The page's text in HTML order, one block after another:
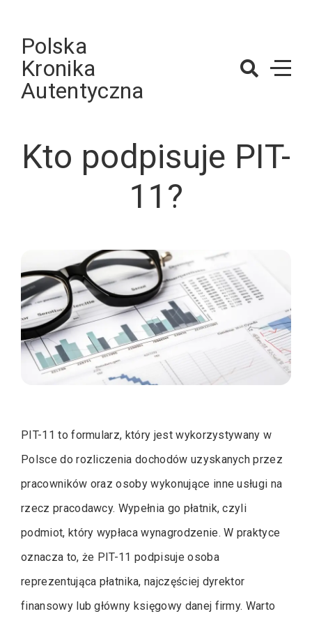
contentPolska
Kronika
Autentyczna
Kto podpisuje PIT-
11?
PIT-11 to formularz, który jest wykorzystywany w
Polsce do rozliczenia dochodów uzyskanych przez
pracowników oraz osoby wykonujące inne usługi na
rzecz pracodawcy. Wypełnia go płatnik, czyli
podmiot, który wypłaca wynagrodzenie. W praktyce
oznacza to, że PIT-11 podpisuje osoba
reprezentująca płatnika, najczęściej dyrektor
finansowy lub główny księgowy danej firmy. Warto